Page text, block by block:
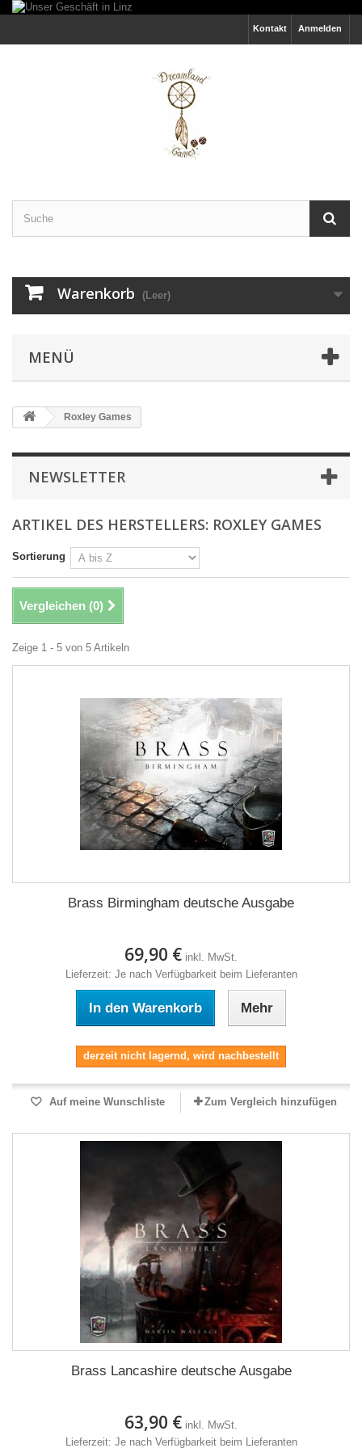
Anmelden
Kontakt
Warenkorb (Leer)
MENÜ
Roxley Games
NEWSLETTER
ARTIKEL DES HERSTELLERS: ROXLEY GAMES
Sortierung
Vergleichen (0)
Zeige 1 - 5 von 5 Artikeln
Brass Birmingham deutsche Ausgabe
69,90 € inkl. MwSt.
Lieferzeit: Je nach Verfügbarkeit beim Lieferanten
In den Warenkorb Mehr
derzeit nicht lagernd, wird nachbestellt
Auf meine Wunschliste Zum Vergleich hinzufügen
Brass Lancashire deutsche Ausgabe
63,90 € inkl. MwSt.
Lieferzeit: Je nach Verfügbarkeit beim Lieferanten